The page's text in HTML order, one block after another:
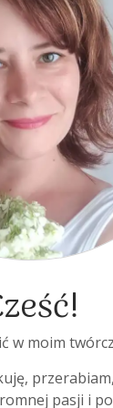
w moim
pasji i